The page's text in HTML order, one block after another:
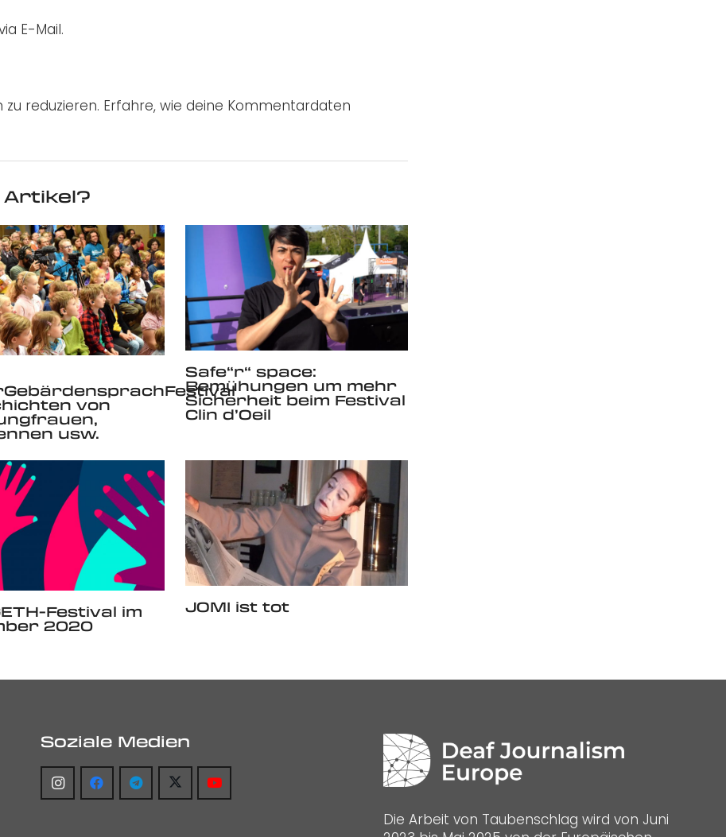
E-Mail.
reduzieren. Erfahre, wie deine Kommentardaten
von
usw.
Safe“r“ space:
Bemühungen um mehr
Sicherheit beim Festival
Clin d’Oeil
Festival im
2020
JOMI ist tot
Soziale Medien
Die Arbeit von Taubenschlag wird von Juni